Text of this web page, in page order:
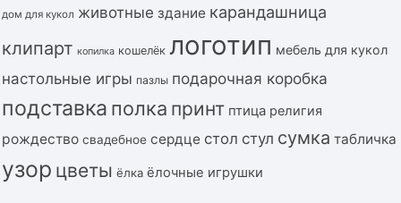
дом для кукол животные здание карандашница
клипарт копилка кошелёк логотип мебель для кукол
настольные игры пазлы подарочная коробка
подставка полка принт птица религия
рождество свадебное сердце стол стул сумка табличка
узор цветы ёлка ёлочные игрушки